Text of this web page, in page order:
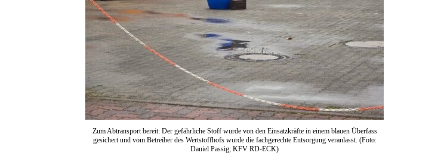
Zum Abtransport bereit: Der gefährliche Stoff wurde von den Einsatzkräfte in einem blauen Überfass
gesichert und vom Betreiber des Wertstoffhofs wurde die fachgerechte Entsorgung veranlasst. (Foto:
Daniel Passig, KFV RD-ECK)